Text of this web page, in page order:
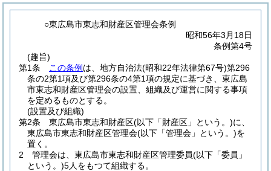
○東広島市東志和財産区管理会条例
昭和56年3月18日
条例第4号
(趣旨)
第1条
この条例 は、地方自治法(昭和22年法律第67号)第296
条の2第1項及び第296条の4第1項の規定に基づき、東広島
市東志和財産区管理会の設置、組織及び運営に関する事項
を定めるものとする。
(設置及び組織)
第2条
東広島市東志和財産区(以下「財産区」という。)に、
東広島市東志和財産区管理会(以下「管理会」という。)を
置く。
2
管理会は、東広島市東志和財産区管理委員(以下「委員」
という。)5人をもつて組織する。